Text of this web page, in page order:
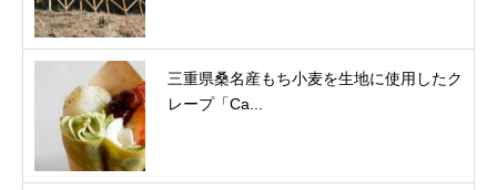
三重県桑名産もち小麦を生地に使用したク
レープ「Ca...